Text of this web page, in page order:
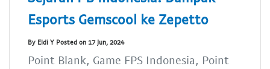
Esports Gemscool ke Zepetto
By Eldi Y Posted on 17 Jun, 2024
Point Blank, Game FPS Indonesia, Point